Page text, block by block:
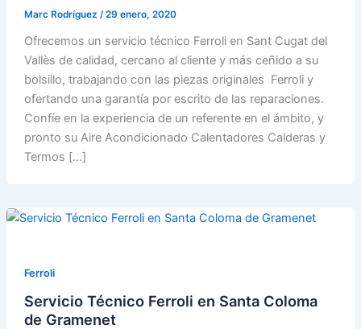
Marc Rodríguez /29 enero, 2020
Ofrecemos un servicio técnico Ferroli en Sant Cugat del
Vallès de calidad, cercano al cliente y más ceñido a su
bolsillo, trabajando con las piezas originales Ferroli y
ofertando una garantía por escrito de las reparaciones.
Confíe en la experiencia de un referente en el ámbito, y
pronto su Aire Acondicionado Calentadores Calderas y
Termos […]
Ferroli
Servicio Técnico Ferroli en Santa Coloma
de Gramenet